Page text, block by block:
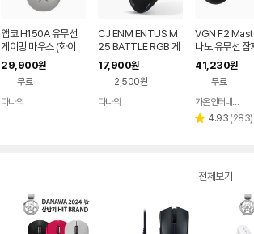
앱코 H150A 유무선
게이밍 마우스 (화이
트)
29,900원
무료
다나와
CJ ENM ENTUS M
25 BATTLE RGB 게
이밍 마우스
17,900원
2,500원
다나와
VGN F2
나노 유무선 잠
이밍 마우스+
프 블랙
41,230원
무료
가온인터내셔날
별 4.93 리
(283)
전체보기